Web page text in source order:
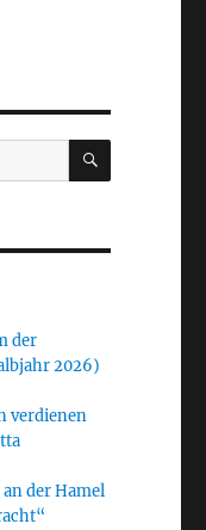
SUCHEN
der
2026)
verdienen
an der Hamel